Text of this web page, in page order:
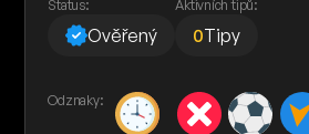
Status:
Ověřený
Aktivních tipů:
0Tipy
Odznaky: